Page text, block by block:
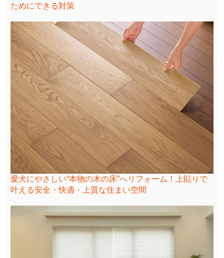
ためにできる対策
愛犬にやさしい“本物の木の床”へリフォーム！上貼りで
叶える安全・快適・上質な住まい空間